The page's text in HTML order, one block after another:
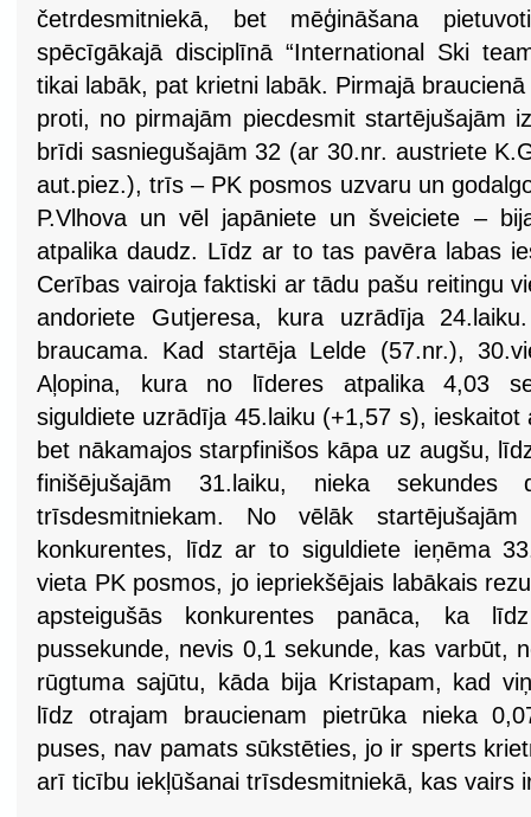
četrdesmitniekā, bet mēģināšana
spēcīgākajā disciplīnā “International Ski
tikai labāk, pat krietni labāk. Pirmajā
proti, no pirmajām piecdesmit startējušajām
brīdi sasniegušajām 32 (ar 30.nr. austriete
aut.piez.), trīs – PK posmos uzvaru un
P.Vlhova un vēl japāniete un šveiciete –
atpalika daudz. Līdz ar to tas pavēra labas
Cerības vairoja faktiski ar tādu pašu reitingu
andoriete Gutjeresa, kura uzrādīja
braucama. Kad startēja Lelde (57.nr.),
Aļopina, kura no līderes atpalika 4,03
siguldiete uzrādīja 45.laiku (+1,57 s),
bet nākamajos starpfinišos kāpa uz augšu,
finišējušajām 31.laiku, nieka sekundes
trīsdesmitniekam. No vēlāk
konkurentes, līdz ar to siguldiete ieņēma
vieta PK posmos, jo iepriekšējais labākais
apsteigušās konkurentes panāca, ka
pussekunde, nevis 0,1 sekunde, kas varbūt,
rūgtuma sajūtu, kāda bija Kristapam, kad
līdz otrajam braucienam pietrūka nieka
puses, nav pamats sūkstēties, jo ir sperts
arī ticību iekļūšanai trīsdesmitniekā, kas vairs